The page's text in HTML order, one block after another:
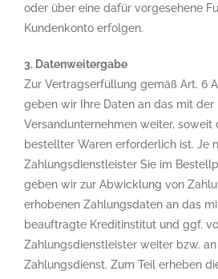
oder über eine dafür vorgesehene
Kundenkonto erfolgen.
3. Datenweitergabe
Zur Vertragserfüllung gemäß Art. 6
geben wir Ihre Daten an das mit
Versandunternehmen weiter, soweit
bestellter Waren erforderlich ist. Je
Zahlungsdienstleister Sie im
geben wir zur Abwicklung von
erhobenen Zahlungsdaten an das
beauftragte Kreditinstitut und ggf.
Zahlungsdienstleister weiter bzw.
Zahlungsdienst. Zum Teil erheben